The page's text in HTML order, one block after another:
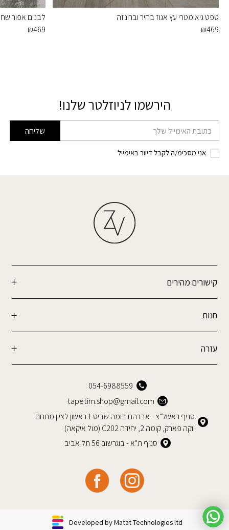
טפט גיאומטרי עץ אגוז בהיר וברונזה
₪469
לבנים אפור
₪469
הירשמו לניוזלטר שלנו!
דוא׳׳ל שליחה
אני מסכימ/ה לקבל דיוור באימייל
קישורים מהירים
חנות
עזרה
054-6988559
tapetim.shop@gmail.com
סניף ראשל"צ - אברהם בומה שביט 1 ראשון לציון מתחם
יוקה פארק, קומה 2, יחידה C202 (מול איקאה)
סניף ת"א - בוגרשוב 56 תל אביב
Developed by Matat Technologies ltd